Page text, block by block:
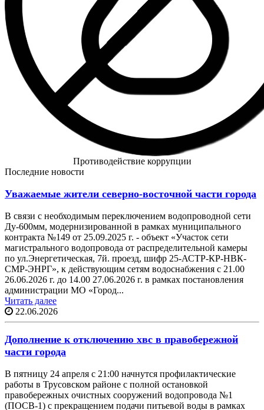
Противодействие коррупции
Последние новости
Уважаемые жители северно-восточной части города️
В связи с необходимым переключением водопроводной сети
Ду-600мм, модернизированной в рамках муниципального
контракта №149 от 25.09.2025 г. - объект «Участок сети
магистрального водопровода от распределительной камеры
по ул.Энергетическая, 7й. проезд, шифр 25-АСТР-КР-НВК-
СМР-ЭНРГ», к действующим сетям водоснабжения с 21.00
26.06.2026 г. до 14.00 27.06.2026 г. в рамках постановления
администрации МО «Город...
Читать далее
22.06.2026
Дополнение к отключению хвс в правобережной
части города
В пятницу 24 апреля с 21:00 начнутся профилактические
работы в Трусовском районе с полной остановкой
правобережных очистных сооружений водопровода №1
(ПОСВ-1) с прекращением подачи питьевой воды в рамках